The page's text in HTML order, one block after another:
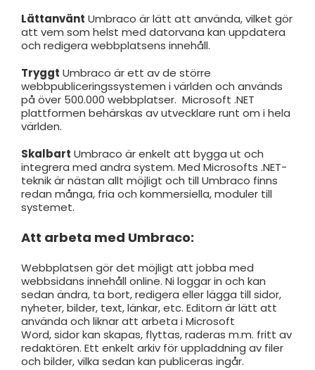
Lättanvänt Umbraco är lätt att använda, vilket gör
att vem som helst med datorvana kan uppdatera
och redigera webbplatsens innehåll.
Tryggt Umbraco är ett av de större
webbpubliceringssystemen i världen och används
på över 500.000 webbplatser. Microsoft .NET
plattformen behärskas av utvecklare runt om i hela
världen.
Skalbart Umbraco är enkelt att bygga ut och
integrera med andra system. Med Microsofts .NET-
teknik är nästan allt möjligt och till Umbraco finns
redan många, fria och kommersiella, moduler till
systemet.
Att arbeta med Umbraco:
Webbplatsen gör det möjligt att jobba med
webbsidans innehåll online. Ni loggar in och kan
sedan ändra, ta bort, redigera eller lägga till sidor,
nyheter, bilder, text, länkar, etc. Editorn är lätt att
använda och liknar att arbeta i Microsoft
Word, sidor kan skapas, flyttas, raderas m.m. fritt av
redaktören. Ett enkelt arkiv för uppladdning av filer
och bilder, vilka sedan kan publiceras ingår.